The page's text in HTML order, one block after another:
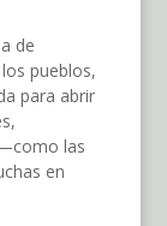
de
pueblos,
para abrir
las
en